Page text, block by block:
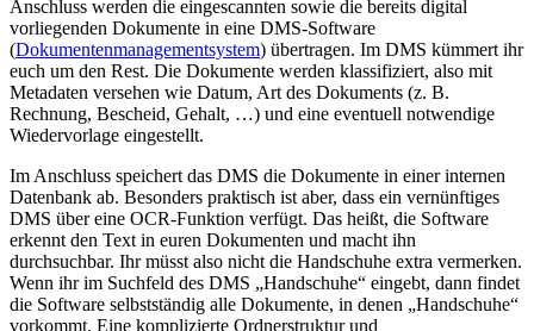
Anschluss werden die eingescannten sowie die bereits digital
vorliegenden Dokumente in eine DMS-Software
(Dokumentenmanagementsystem) übertragen. Im DMS kümmert ihr
euch um den Rest. Die Dokumente werden klassifiziert, also mit
Metadaten versehen wie Datum, Art des Dokuments (z. B.
Rechnung, Bescheid, Gehalt, …) und eine eventuell notwendige
Wiedervorlage eingestellt.
Im Anschluss speichert das DMS die Dokumente in einer internen
Datenbank ab. Besonders praktisch ist aber, dass ein vernünftiges
DMS über eine OCR-Funktion verfügt. Das heißt, die Software
erkennt den Text in euren Dokumenten und macht ihn
durchsuchbar. Ihr müsst also nicht die Handschuhe extra vermerken.
Wenn ihr im Suchfeld des DMS „Handschuhe“ eingebt, dann findet
die Software selbstständig alle Dokumente, in denen „Handschuhe“
vorkommt. Eine komplizierte Ordnerstruktur und